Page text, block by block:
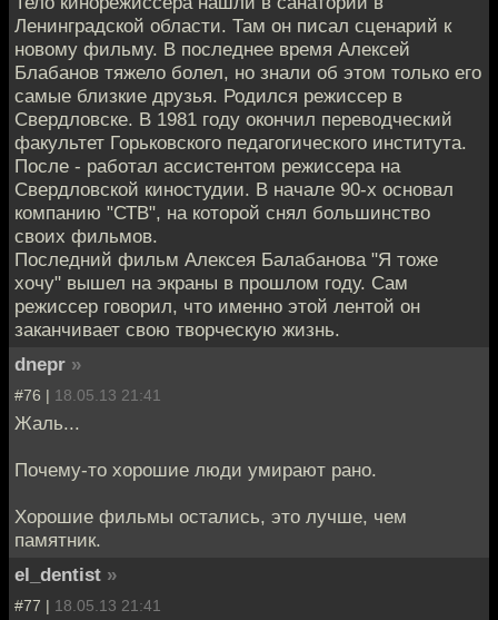
Ленинградской области. Там он писал сценарий к
новому фильму. В последнее время Алексей
Блабанов тяжело болел, но знали об этом только его
самые близкие друзья. Родился режиссер в
Свердловске. В 1981 году окончил переводческий
факультет Горьковского педагогического института.
После - работал ассистентом режиссера на
Свердловской киностудии. В начале 90-х основал
компанию "СТВ", на которой снял большинство
своих фильмов.
Последний фильм Алексея Балабанова "Я тоже
хочу" вышел на экраны в прошлом году. Сам
режиссер говорил, что именно этой лентой он
заканчивает свою творческую жизнь.
dnepr »
#76 | 18.05.13 21:41
Жаль...
Почему-то хорошие люди умирают рано.
Хорошие фильмы остались, это лучше, чем
памятник.
el_dentist »
#77 | 18.05.13 21:41